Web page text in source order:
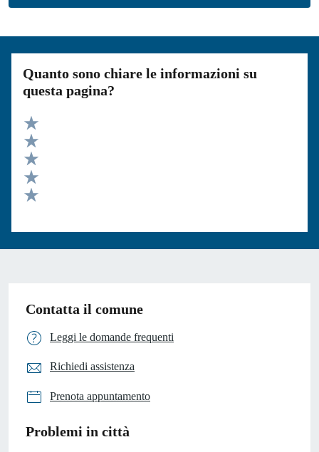
Quanto sono chiare le informazioni su
questa pagina?
Valuta 5 stelle su 5
Valuta 4 stelle su 5
Valuta 3 stelle su 5
Valuta 2 stelle su 5
Contatta il comune
Leggi le domande frequenti
Richiedi assistenza
Prenota appuntamento
Problemi in città